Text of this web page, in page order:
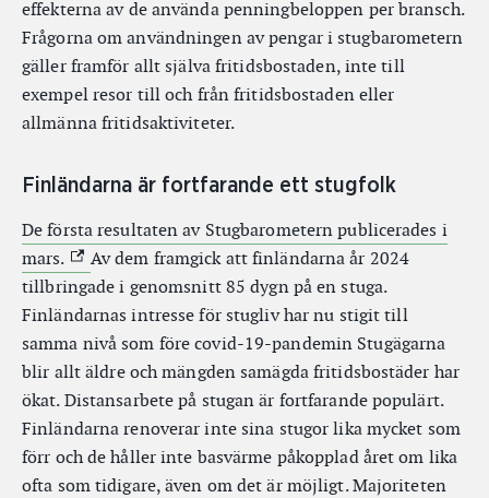
effekterna av de använda penningbeloppen per bransch.
Frågorna om användningen av pengar i stugbarometern
gäller framför allt själva fritidsbostaden, inte till
exempel resor till och från fritidsbostaden eller
allmänna fritidsaktiviteter.
Finländarna är fortfarande ett stugfolk
De första resultaten av Stugbarometern publicerades i
mars. (Extern link)
Av dem framgick att finländarna år 2024
tillbringade i genomsnitt 85 dygn på en stuga.
Finländarnas intresse för stugliv har nu stigit till
samma nivå som före covid-19-pandemin Stugägarna
blir allt äldre och mängden samägda fritidsbostäder har
ökat. Distansarbete på stugan är fortfarande populärt.
Finländarna renoverar inte sina stugor lika mycket som
förr och de håller inte basvärme påkopplad året om lika
ofta som tidigare, även om det är möjligt. Majoriteten